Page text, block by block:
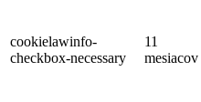
cookielawinfo-
checkbox-necessary
11
mesiacov